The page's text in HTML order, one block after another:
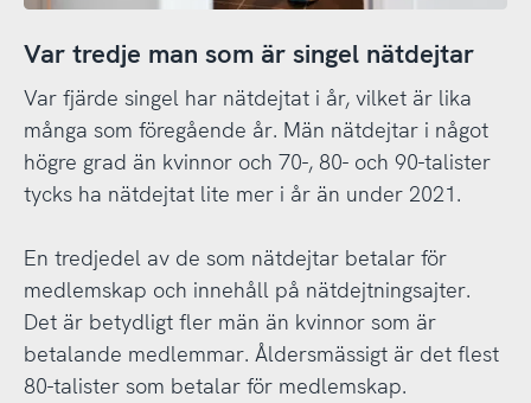
Var tredje man som är singel nätdejtar
Var fjärde singel har nätdejtat i år, vilket är lika
många som föregående år. Män nätdejtar i något
högre grad än kvinnor och 70-, 80- och 90-talister
tycks ha nätdejtat lite mer i år än under 2021.
En tredjedel av de som nätdejtar betalar för
medlemskap och innehåll på nätdejtningsajter.
Det är betydligt fler män än kvinnor som är
betalande medlemmar. Åldersmässigt är det flest
80-talister som betalar för medlemskap.